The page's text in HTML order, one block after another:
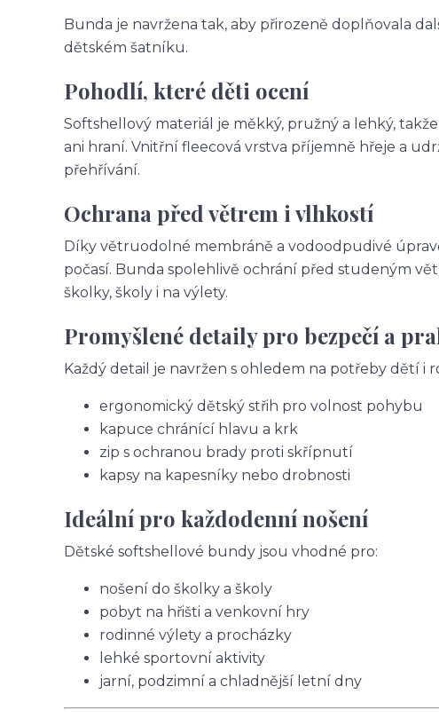
Bunda je navržena tak, aby přirozeně doplňovala
dětském šatníku.
Pohodlí, které děti ocení
Softshellový materiál je měkký, pružný a lehký,
ani hraní. Vnitřní fleecová vrstva příjemně hřeje a
přehřívání.
Ochrana před větrem i vlhkostí
Díky větruodolné membráně a vodoodpudivé
počasí. Bunda spolehlivě ochrání před studeným
školky, školy i na výlety.
Promyšlené detaily pro bezpečí a
Každý detail je navržen s ohledem na potřeby dětí i
ergonomický dětský střih pro volnost pohybu
kapuce chránící hlavu a krk
zip s ochranou brady proti skřípnutí
kapsy na kapesníky nebo drobnosti
Ideální pro každodenní nošení
Dětské softshellové bundy jsou vhodné pro:
nošení do školky a školy
pobyt na hřišti a venkovní hry
rodinné výlety a procházky
lehké sportovní aktivity
jarní, podzimní a chladnější letní dny